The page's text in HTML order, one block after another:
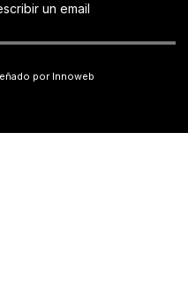
un email
por Innoweb